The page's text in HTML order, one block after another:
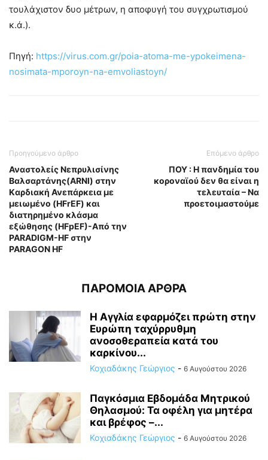
τουλάχιστον δυο μέτρων, η αποφυγή του συγχρωτισμού
κ.ά.).
Πηγή: https://virus.com.gr/poia-atoma-me-ypokeimena-
nosimata-mporoyn-na-emvoliastoyn/
Προηγούμενο άρθρο
Αναστολείς Νεπρυλισίνης
Βαλσαρτάνης(ARNI) στην
Kαρδιακή Ανεπάρκεια με
μειωμένο (HFrEF) και
διατηρημένο κλάσμα
εξώθησης (HFpEF)-Από την
PARADIGM-HF στην
PARAGON HF
Επόμενο άρθρο
ΠΟΥ : Η πανδημία του
κοροναϊού δεν θα είναι η
τελευταία – Να
προετοιμαστούμε
ΠΑΡΟΜΟΙΑ ΑΡΘΡΑ
Η Αγγλία εφαρμόζει πρώτη στην
Ευρώπη ταχύρρυθμη
ανοσοθεραπεία κατά του
καρκίνου...
Κοχιαδάκης Γεώργιος - 6 Αυγούστου 2026
Παγκόσμια Εβδομάδα Μητρικού
Θηλασμού: Τα οφέλη για μητέρα
και βρέφος –...
Κοχιαδάκης Γεώργιος - 6 Αυγούστου 2026